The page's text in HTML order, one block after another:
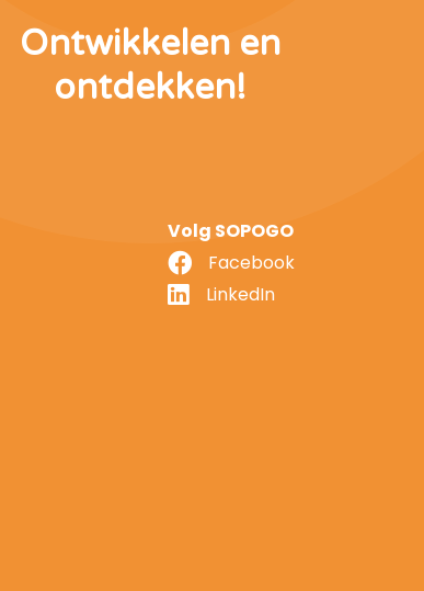
Ontwikkelen en
ontdekken!
Volg SOPOGO
Facebook
LinkedIn